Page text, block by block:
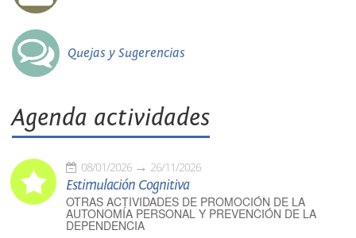
Quejas y Sugerencias
Agenda actividades
08/01/2026 26/11/2026
Estimulación Cognitiva
OTRAS ACTIVIDADES DE PROMOCIÓN DE LA
AUTONOMÍA PERSONAL Y PREVENCIÓN DE LA
DEPENDENCIA